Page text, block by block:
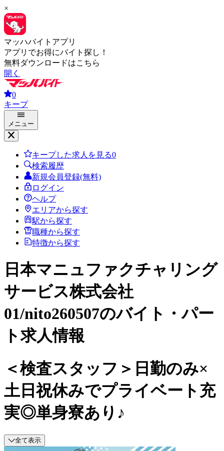
×
マッハバイトアプリ
アプリでお得にバイト探し！
無料ダウンロードはこちら
開く
0
キープ
メニュー
キープした求人を見る0
検索履歴
新規会員登録(無料)
ログイン
ヘルプ
エリアから探す
駅から探す
職種から探す
特徴から探す
日本マニュファクチャリング
サービス株式会社
01/nito260507のバイト・パー
ト求人情報
＜検査スタッフ＞日勤のみ×
土日祝休みでプライベート充
実◎単身寮あり♪
全て表示